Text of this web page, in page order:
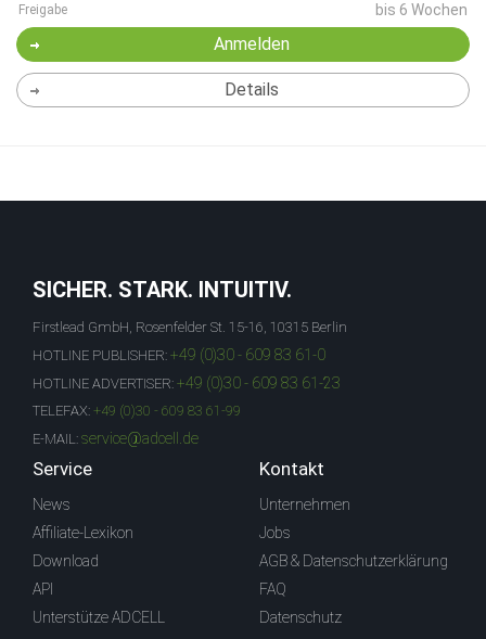
Freigabe bis 6 Wochen
Anmelden
Details
SICHER. STARK. INTUITIV.
Firstlead GmbH, Rosenfelder St. 15-16, 10315 Berlin
HOTLINE PUBLISHER: +49 (0)30 - 609 83 61-0
HOTLINE ADVERTISER: +49 (0)30 - 609 83 61-23
TELEFAX: +49 (0)30 - 609 83 61-99
E-MAIL: service@adcell.de
Service
News
Affiliate-Lexikon
Download
API
Unterstütze ADCELL
Kontakt
Unternehmen
Jobs
AGB & Datenschutzerklärung
FAQ
Datenschutz